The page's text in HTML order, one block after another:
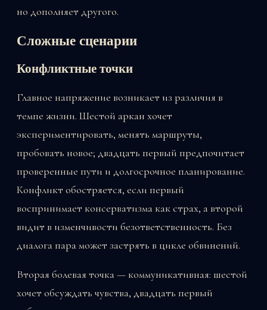
но дополняет другого.
Сложные сценарии
Конфликтные точки
Главное напряжение возникает из различия в
темпе жизни. Шестой аркан хочет
экспериментировать, менять маршруты,
пробовать новое; двадцать первый предпочитает
проверенные пути и долгосрочное планирование.
Конфликт обостряется, если первый
воспринимает консерватизма как страх, а второй
видит в изменчивости безответственность. Без
диалога пара может застрять в цикле обвинений.
Вторая болевая точка — коммуникативная: шестой
хочет обсуждать чувства, двадцать первый